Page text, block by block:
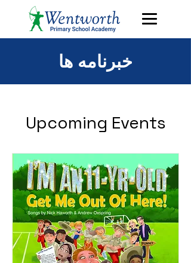
خبرنامه ها
Upcoming Events